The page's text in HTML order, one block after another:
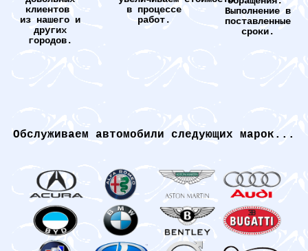
клиентов
из нашего и
других
городов.
в процессе
работ.
Выполнение в
поставленные
сроки.
Обслуживаем автомобили следующих марок...